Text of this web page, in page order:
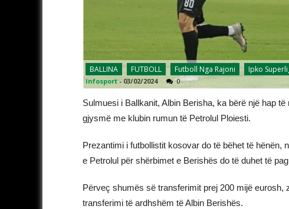
BALLINA FUTBOLL Futboll Nga Rajoni Ipko
infosport - 03/02/2024 0
Sulmuesi i Ballkanit, Albin Berisha, ka bërë një hap
gjysmë me klubin rumun të Petrolul Ploiesti.
Prezantimi i futbollistit kosovar do të bëhet të hënën,
e Petrolul për shërbimet e Berishës do të duhet të
Përveç shumës së transferimit prej 200 mijë eurosh,
transferimi të ardhshëm të Albin Berishës.